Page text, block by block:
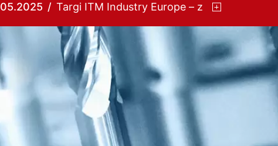
05.2025 Targi ITM Industry Europe – zapraszamy!